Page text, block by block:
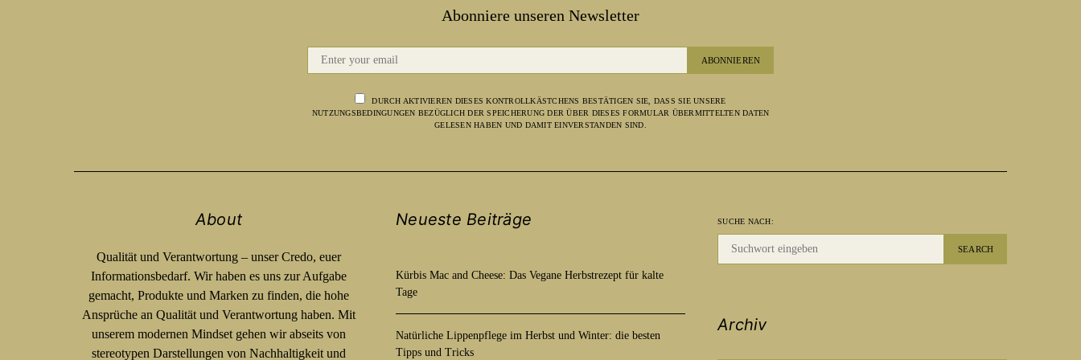
Abonniere unseren Newsletter
ABONNIEREN
DURCH AKTIVIEREN DIESES KONTROLLKÄSTCHENS BESTÄTIGEN SIE, DASS SIE UNSERE
NUTZUNGSBEDINGUNGEN BEZÜGLICH DER SPEICHERUNG DER ÜBER DIESES FORMULAR ÜBERMITTELTEN DATEN
GELESEN HABEN UND DAMIT EINVERSTANDEN SIND.
About
Qualität und Verantwortung – unser Credo, euer
Informationsbedarf. Wir haben es uns zur Aufgabe
gemacht, Produkte und Marken zu finden, die hohe
Ansprüche an Qualität und Verantwortung haben. Mit
unserem modernen Mindset gehen wir abseits von
stereotypen Darstellungen von Nachhaltigkeit und
Neueste Beiträge
Kürbis Mac and Cheese: Das Vegane Herbstrezept für kalte
Tage
Natürliche Lippenpflege im Herbst und Winter: die besten
Tipps und Tricks
SUCHE NACH:
SEARCH
Archiv